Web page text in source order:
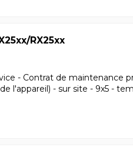
RX25xx
- Contrat de maintenance
l'appareil) - sur site - 9x5 -